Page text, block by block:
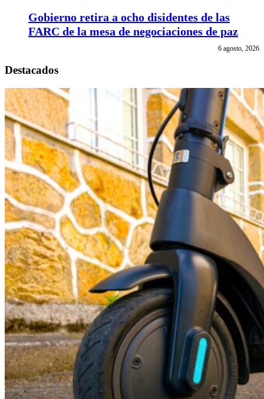
Gobierno retira a ocho disidentes de las
FARC de la mesa de negociaciones de paz
6 agosto, 2026
Destacados